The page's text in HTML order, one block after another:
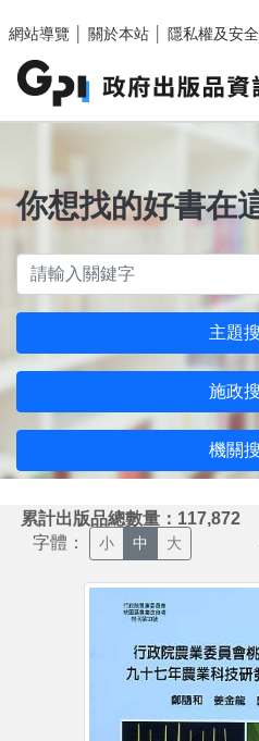
網站導覽
關於本站 隱私權及安
你想找的好書在
主題
施政
機關
累計出版品總數量：117,872
字體： 小 中 大